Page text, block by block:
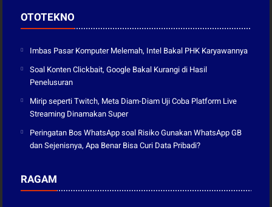
OTOTEKNO
Imbas Pasar Komputer Melemah, Intel Bakal PHK Karyawannya
Soal Konten Clickbait, Google Bakal Kurangi di Hasil
Penelusuran
Mirip seperti Twitch, Meta Diam-Diam Uji Coba Platform Live
Streaming Dinamakan Super
Peringatan Bos WhatsApp soal Risiko Gunakan WhatsApp GB
dan Sejenisnya, Apa Benar Bisa Curi Data Pribadi?
RAGAM